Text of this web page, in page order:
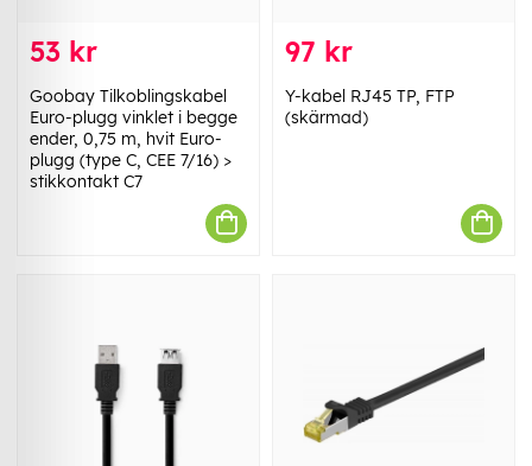
53 kr
Goobay Tilkoblingskabel
Euro-plugg vinklet i begge
ender, 0,75 m, hvit Euro-
plugg (type C, CEE 7/16) >
stikkontakt C7
97 kr
Y-kabel RJ45 TP, FTP
(skärmad)